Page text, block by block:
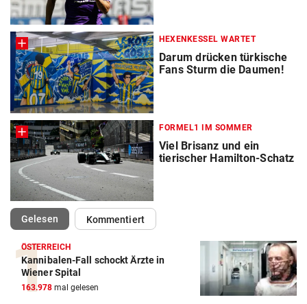
HEXENKESSEL WARTET
Darum drücken türkische
Fans Sturm die Daumen!
FORMEL1 IM SOMMER
Viel Brisanz und ein
tierischer Hamilton-Schatz
Gelesen(ausgewählt)Kommentiert
ÖSTERREICH
Kannibalen-Fall schockt Ärzte in
Wiener Spital
163.978 mal gelesen